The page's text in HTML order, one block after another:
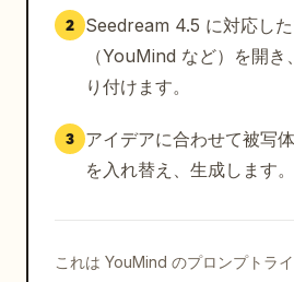
2
Seedream 4.5 に対応し
（YouMind など）を開
り付けます。
3
アイデアに合わせて被写
を入れ替え、生成します。
これは YouMind のプロンプトラ